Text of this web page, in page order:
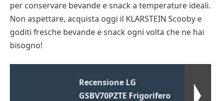
per conservare bevande e snack a temperature ideali.
Non aspettare, acquista oggi il KLARSTEIN Scooby e
goditi fresche bevande e snack ogni volta che ne hai
bisogno!
Recensione LG
GSBV70PZTE Frigorifero